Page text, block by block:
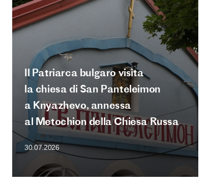
Il Patriarca bulgaro visita
la chiesa di San Panteleimon
a Knyazhevo, annessa
al Metochion della Chiesa Russa
30.07.2026